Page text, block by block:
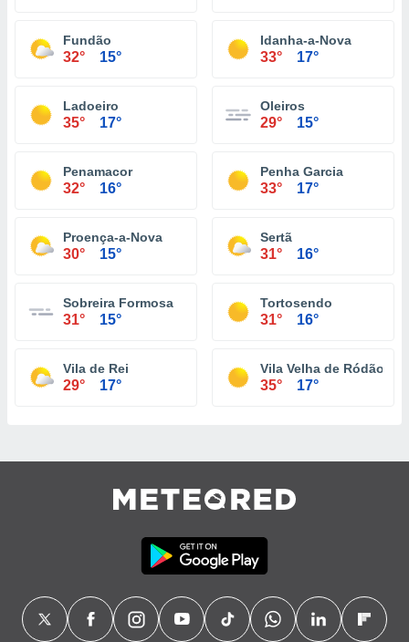
Fundão
32° 15°
Idanha-a-Nova
33° 17°
Ladoeiro
35° 17°
Oleiros
29° 15°
Penamacor
32° 16°
Penha Garcia
33° 17°
Proença-a-Nova
30° 15°
Sertã
31° 16°
Sobreira Formosa
31° 15°
Tortosendo
31° 16°
Vila de Rei
29° 17°
Vila Velha de Ródão
35° 17°